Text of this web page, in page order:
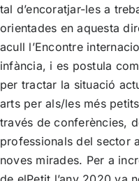
tal d’encoratjar-les a
orientades en aquesta
acull l’Encontre
infància, i es postula
per tractar la situació
arts per als/les més
través de conferències,
professionals del sector
noves mirades. Per a